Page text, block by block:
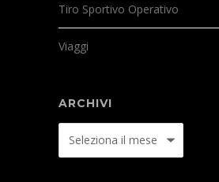
Tiro Sportivo Operativo
Viaggi
ARCHIVI